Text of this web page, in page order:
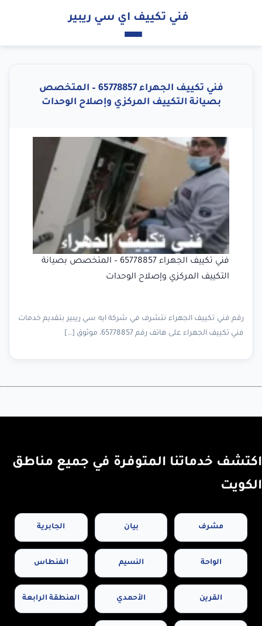
فني تكييف اي سي ريبير
فني تكييف الجهراء 65778857 – المتخصص
بصيانة التكييف المركزي وإصلاح الوحدات
فني تكييف الجهراء 65778857 – المتخصص بصيانة
التكييف المركزي وإصلاح الوحدات
رقم فني تكييف الجهراء نتشرف في شركة ايه سي ريبير بتقديم خدمات
فني تكييف الجهراء على هاتف رقم 65778857، موثوق […]
اكتشف خدماتنا المتوفرة في جميع مناطق
الكويت
مشرف بيان الجابرية
الواحة النسيم الفنطاس
القرين الأحمدي المنطقة الرابعة